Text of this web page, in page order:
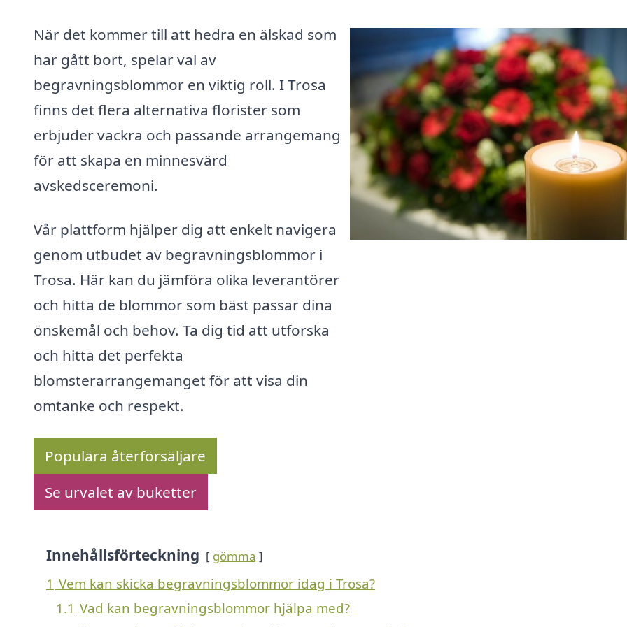
När det kommer till att hedra en älskad som
har gått bort, spelar val av
begravningsblommor en viktig roll. I Trosa
finns det flera alternativa florister som
erbjuder vackra och passande arrangemang
för att skapa en minnesvärd
avskedsceremoni.
Vår plattform hjälper dig att enkelt navigera
genom utbudet av begravningsblommor i
Trosa. Här kan du jämföra olika leverantörer
och hitta de blommor som bäst passar dina
önskemål och behov. Ta dig tid att utforska
och hitta det perfekta
blomsterarrangemanget för att visa din
omtanke och respekt.
Populära återförsäljare
Se urvalet av buketter
Innehållsförteckning gömma
1 Vem kan skicka begravningsblommor idag i Trosa?
1.1 Vad kan begravningsblommor hjälpa med?